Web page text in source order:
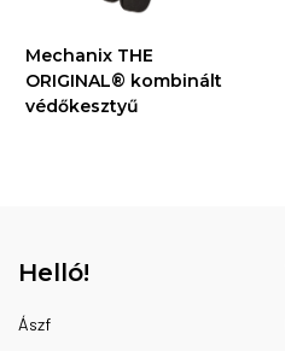
Mechanix THE
ORIGINAL® kombinált
védőkesztyű
Helló!
Ászf